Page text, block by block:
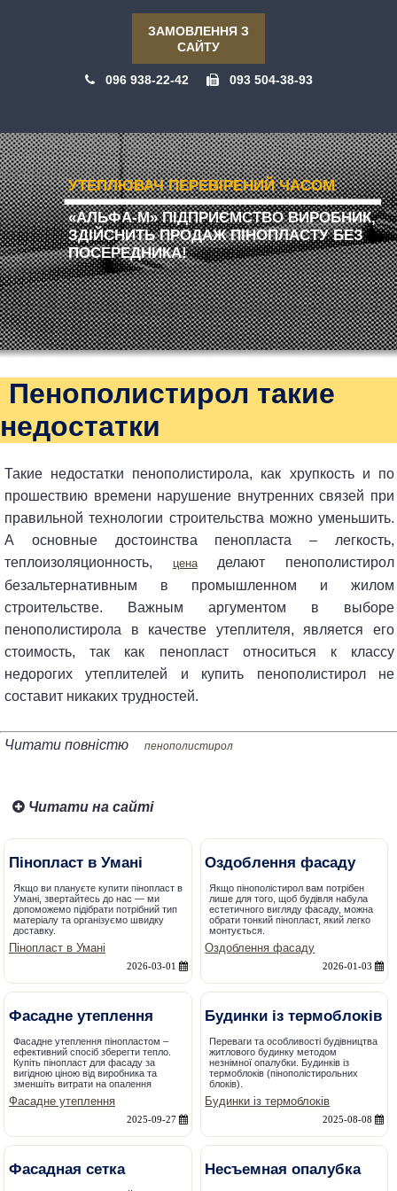
ЗАМОВЛЕННЯ З
САЙТУ
096 938-22-42 093 504-38-93
УТЕПЛЮВАЧ ПЕРЕВІРЕНИЙ ЧАСОМ
«АЛЬФА-М» ПІДПРИЄМСТВО ВИРОБНИК,
ЗДІЙСНИТЬ ПРОДАЖ ПІНОПЛАСТУ БЕЗ
ПОСЕРЕДНИКА!
Пенополистирол такие
недостатки
Такие недостатки пенополистирола, как хрупкость и по
прошествию времени нарушение внутренних связей при
правильной технологии строительства можно уменьшить.
А основные достоинства пенопласта – легкость,
теплоизоляционность,
ценаделают пенополистирол
безальтернативным в промышленном и жилом
строительстве. Важным аргументом в выборе
пенополистирола в качестве утеплителя, является его
стоимость, так как пенопласт относиться к классу
недорогих утеплителей и купить пенополистирол не
составит никаких трудностей.
Читати повністю пенополистирол
Читати на сайті
Пінопласт в Умані
Якщо ви плануєте купити пінопласт в
Умані, звертайтесь до нас — ми
допоможемо підібрати потрібний тип
матеріалу та організуємо швидку
доставку.
Пінопласт в Умані
2026-03-01
Оздоблення фасаду
Якщо пінополістирол вам потрібен
лише для того, щоб будівля набула
естетичного вигляду фасаду, можна
обрати тонкий пінопласт, який легко
монтується.
Оздоблення фасаду
2026-01-03
Фасадне утеплення
Фасадне утеплення пінопластом –
ефективний спосіб зберегти тепло.
Купіть пінопласт для фасаду за
вигідною ціною від виробника та
зменшіть витрати на опалення
Фасадне утеплення
2025-09-27
Будинки із термоблоків
Переваги та особливості будівництва
житлового будинку методом
незнімної опалубки. Будинків із
термоблоків (пінополістирольних
блоків).
Будинки із термоблоків
2025-08-08
Фасадная сетка Несъемная опалубка